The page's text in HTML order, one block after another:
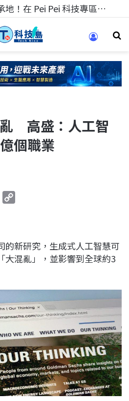
科技人的經驗傳承地！在 Pei Pei 科技專區，與學弟妹交流最硬核的技術
高盛：人工智
個職業
d
L
i
的新研究，生成式人工智慧可
大混亂」，並影響到全球約3